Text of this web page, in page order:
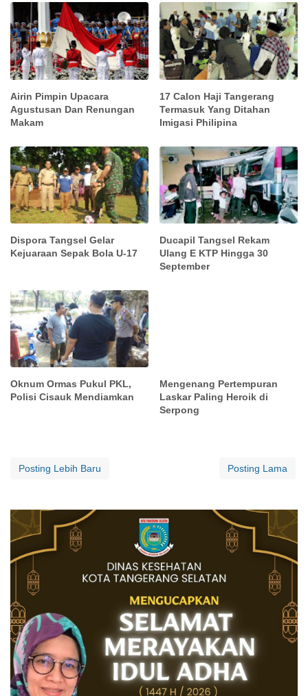
Airin Pimpin Upacara
Agustusan Dan Renungan
Makam
17 Calon Haji Tangerang
Termasuk Yang Ditahan
Imigasi Philipina
Dispora Tangsel Gelar
Kejuaraan Sepak Bola U-17
Ducapil Tangsel Rekam
Ulang E KTP Hingga 30
September
Oknum Ormas Pukul PKL,
Polisi Cisauk Mendiamkan
Mengenang Pertempuran
Laskar Paling Heroik di
Serpong
Posting Lebih Baru Posting Lama